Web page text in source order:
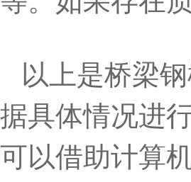
以上是桥梁
据具体情况进
可以借助计算